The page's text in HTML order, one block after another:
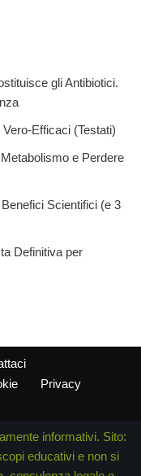
gli Antibiotici.
Efficaci (Testati)
e Perdere
Scientifici (e 3
Definitiva per
Privacy
informativi. Sito:
educativi e non si